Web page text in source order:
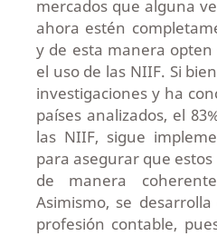
mercados que alguna
ahora estén
y de esta manera
el uso de las NIIF. Si
investigaciones y ha
países analizados, el
las NIIF, sigue
para asegurar que
de manera
Asimismo, se
profesión contable,